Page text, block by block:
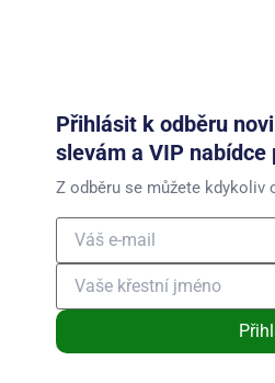
Přihlásit k odběru
slevám a VIP nabídce
Z odběru se můžete kdykoliv